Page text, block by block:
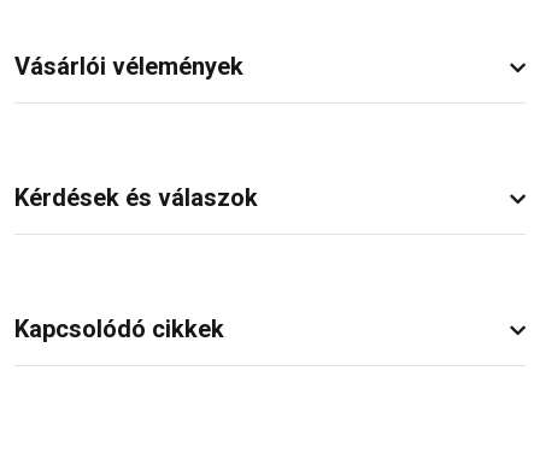
Vásárlói vélemények
Kérdések és válaszok
Kapcsolódó cikkek